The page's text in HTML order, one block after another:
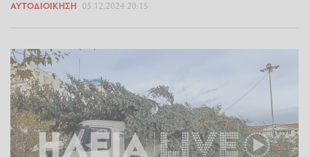
ΑΥΤΟΔΙΟΊΚΗΣΗ 05.12.2024 20:15